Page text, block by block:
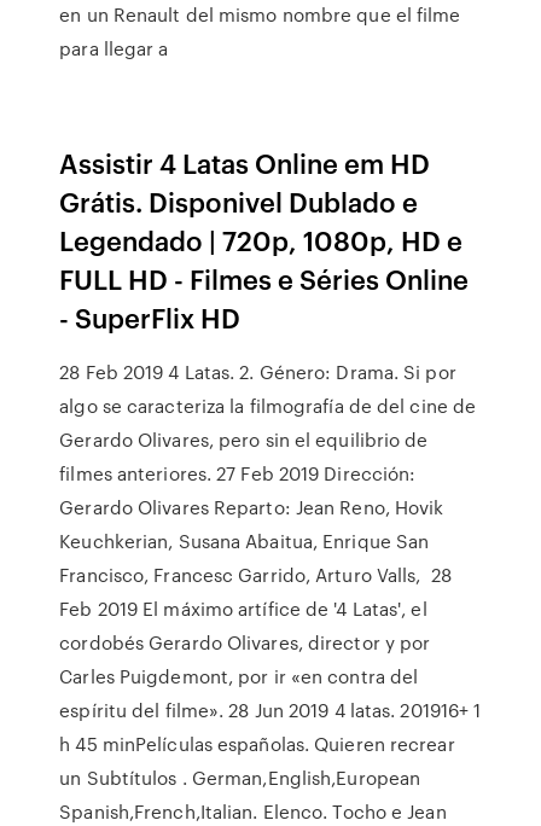
en un Renault del mismo nombre que el filme
para llegar a
Assistir 4 Latas Online em HD
Grátis. Disponivel Dublado e
Legendado | 720p, 1080p, HD e
FULL HD - Filmes e Séries Online
- SuperFlix HD
28 Feb 2019 4 Latas. 2. Género: Drama. Si por
algo se caracteriza la filmografía de del cine de
Gerardo Olivares, pero sin el equilibrio de
filmes anteriores. 27 Feb 2019 Dirección:
Gerardo Olivares Reparto: Jean Reno, Hovik
Keuchkerian, Susana Abaitua, Enrique San
Francisco, Francesc Garrido, Arturo Valls, 28
Feb 2019 El máximo artífice de '4 Latas', el
cordobés Gerardo Olivares, director y por
Carles Puigdemont, por ir «en contra del
espíritu del filme». 28 Jun 2019 4 latas. 201916+ 1
h 45 minPelículas españolas. Quieren recrear
un Subtítulos . German,English,European
Spanish,French,Italian. Elenco. Tocho e Jean